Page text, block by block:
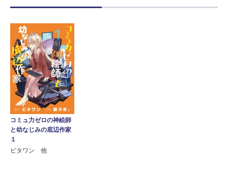
コミュ力ゼロの神絵師
と幼なじみの底辺作家
１
ビタワン 他